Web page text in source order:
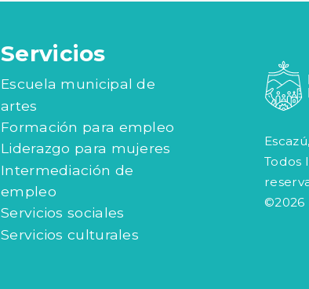
Servicios
Escuela municipal de
artes
Formación para empleo
Liderazgo para mujeres
Intermediación de
empleo
Servicios sociales
Todos